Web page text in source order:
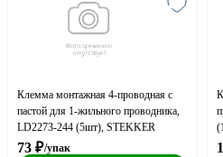
Клемма монтажная 4-проводная с
пастой для 1-жильного проводника,
LD2273-244 (5шт), STEKKER
73 ₽/упак